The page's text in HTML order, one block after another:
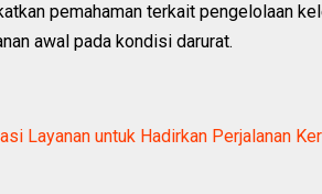
pemahaman terkait pengelolaan
awal pada kondisi darurat.
Layanan untuk Hadirkan Perjalanan